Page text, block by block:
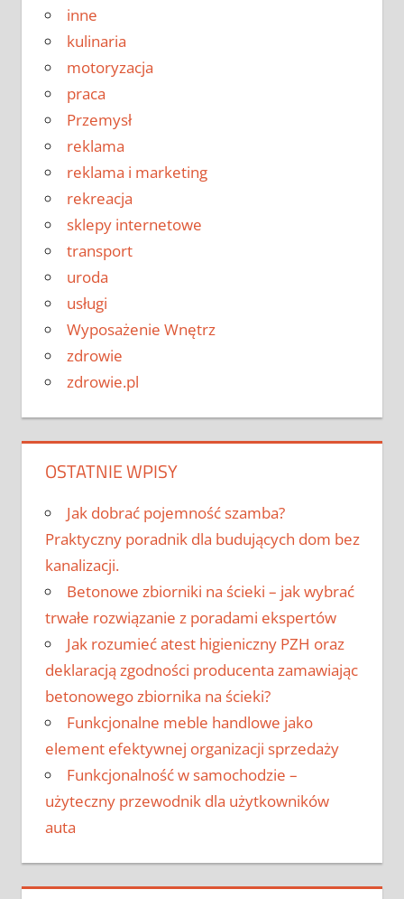
inne
kulinaria
motoryzacja
praca
Przemysł
reklama
reklama i marketing
rekreacja
sklepy internetowe
transport
uroda
usługi
Wyposażenie Wnętrz
zdrowie
zdrowie.pl
OSTATNIE WPISY
Jak dobrać pojemność szamba?
Praktyczny poradnik dla budujących dom bez
kanalizacji.
Betonowe zbiorniki na ścieki – jak wybrać
trwałe rozwiązanie z poradami ekspertów
Jak rozumieć atest higieniczny PZH oraz
deklaracją zgodności producenta zamawiając
betonowego zbiornika na ścieki?
Funkcjonalne meble handlowe jako
element efektywnej organizacji sprzedaży
Funkcjonalność w samochodzie –
użyteczny przewodnik dla użytkowników
auta